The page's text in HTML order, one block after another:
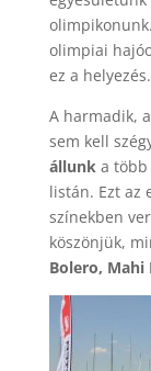
olimpiai
ez a helyezés.
A harmadik, a
sem kell
állunk a több
listán. Ezt az
színekben
köszönjük,
Bolero, Mahi